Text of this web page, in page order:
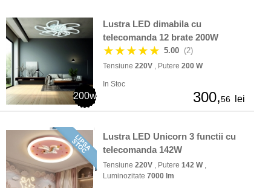
200w
Lustra LED dimabila cu
telecomanda 12 brate 200W
★★★★★ 5.00 (2)
Tensiune 220V , Putere 200 W
In Stoc
300,56 lei
Lustra LED Unicorn 3 functii cu
telecomanda 142W
Tensiune 220V , Putere 142 W,
Luminozitate 7000 lm